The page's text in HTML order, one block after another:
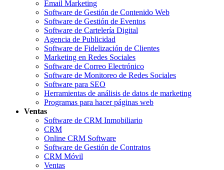
Email Marketing
Software de Gestión de Contenido Web
Software de Gestión de Eventos
Software de Cartelería Digital
Agencia de Publicidad
Software de Fidelización de Clientes
Marketing en Redes Sociales
Software de Correo Electrónico
Software de Monitoreo de Redes Sociales
Software para SEO
Herramientas de análisis de datos de marketing
Programas para hacer páginas web
Ventas
Software de CRM Inmobiliario
CRM
Online CRM Software
Software de Gestión de Contratos
CRM Móvil
Ventas